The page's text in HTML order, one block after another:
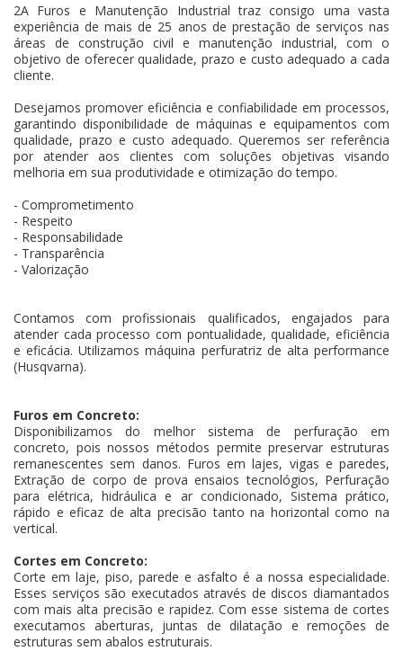
2A Furos e Manutenção Industrial traz consigo uma vasta
experiência de mais de 25 anos de prestação de serviços nas
áreas de construção civil e manutenção industrial, com o
objetivo de oferecer qualidade, prazo e custo adequado a cada
cliente.
Desejamos promover eficiência e confiabilidade em processos,
garantindo disponibilidade de máquinas e equipamentos com
qualidade, prazo e custo adequado. Queremos ser referência
por atender aos clientes com soluções objetivas visando
melhoria em sua produtividade e otimização do tempo.
- Comprometimento
- Respeito
- Responsabilidade
- Transparência
- Valorização
Contamos com profissionais qualificados, engajados para
atender cada processo com pontualidade, qualidade, eficiência
e eficácia. Utilizamos máquina perfuratriz de alta performance
(Husqvarna).
Furos em Concreto:
Disponibilizamos do melhor sistema de perfuração em
concreto, pois nossos métodos permite preservar estruturas
remanescentes sem danos. Furos em lajes, vigas e paredes,
Extração de corpo de prova ensaios tecnológios, Perfuração
para elétrica, hidráulica e ar condicionado, Sistema prático,
rápido e eficaz de alta precisão tanto na horizontal como na
vertical.
Cortes em Concreto:
Corte em laje, piso, parede e asfalto é a nossa especialidade.
Esses serviços são executados através de discos diamantados
com mais alta precisão e rapidez. Com esse sistema de cortes
executamos aberturas, juntas de dilatação e remoções de
estruturas sem abalos estruturais.